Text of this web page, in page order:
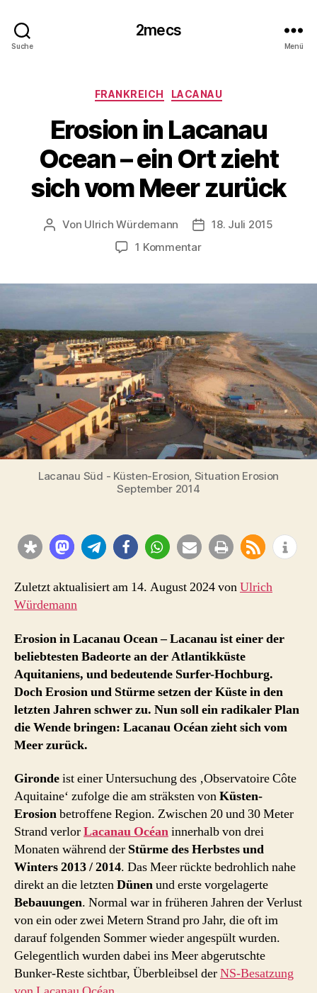
Suche
2mecs
Menü
Kategorien
FRANKREICH LACANAU
Erosion in Lacanau
Ocean – ein Ort zieht
sich vom Meer zurück
Beitragsautor
Von Ulrich Würdemann Beitragsdatum
18. Juli 2015
1 Kommentarzu
ein
Ort
zieht
sich
vom
Meer
zurück
Lacanau Süd - Küsten-Erosion, Situation Erosion
September 2014
Zuletzt aktualisiert am 14. August 2024 vonUlrich
Würdemann
Erosion in Lacanau Ocean – Lacanau ist einer der
beliebtesten Badeorte an der Atlantikküste
Aquitaniens, und bedeutende Surfer-Hochburg.
Doch Erosion und Stürme setzen der Küste in den
letzten Jahren schwer zu. Nun soll ein radikaler Plan
die Wende bringen: Lacanau Océan zieht sich vom
Meer zurück.
Girondeist einer Untersuchung des ‚Observatoire Côte
Aquitaine‘ zufolge die am sträksten vonKüsten-
Erosionbetroffene Region. Zwischen 20 und 30 Meter
Strand verlorLacanau Océaninnerhalb von drei
Monaten während der Stürme des Herbstes und
Winters 2013 / 2014. Das Meer rückte bedrohlich nahe
direkt an die letztenDünenund erste vorgelagerte
Bebauungen. Normal war in früheren Jahren der Verlust
von ein oder zwei Metern Strand pro Jahr, die oft im
darauf folgenden Sommer wieder angespült wurden.
Gelegentlich wurden dabei ins Meer abgerutschte
Bunker-Reste sichtbar, Überbleibsel derNS-Besatzung